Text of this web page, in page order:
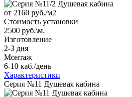
от 2160 руб./м2
Стоимость установки
2500 руб.\м.
Изготовление
2-3 дня
Монтаж
6-10 каб./день
Характеристики
Серия №11 Душевая кабина